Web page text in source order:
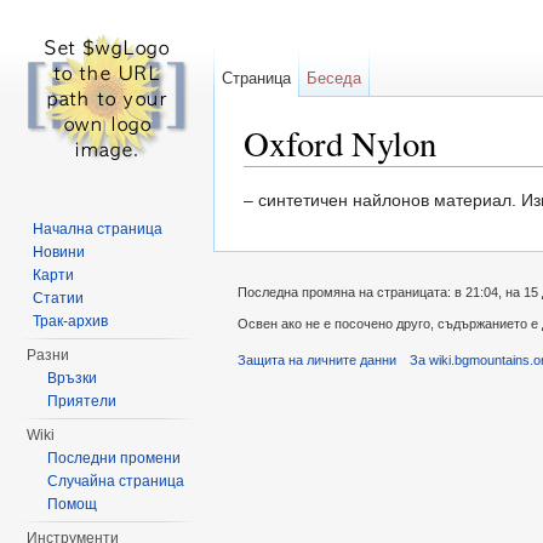
Oxford Nylon
– синтетичен найлонов материал.
Страница Беседа
Начална страница
Новини
Карти
Статии
Трак-архив
Разни
Връзки
Приятели
Wiki
Последни промени
Случайна страница
Помощ
Инструменти
Последна промяна на страницата: в 21:04, на 15
Освен ако не е посочено друго, съдържанието
Защита на личните данни За